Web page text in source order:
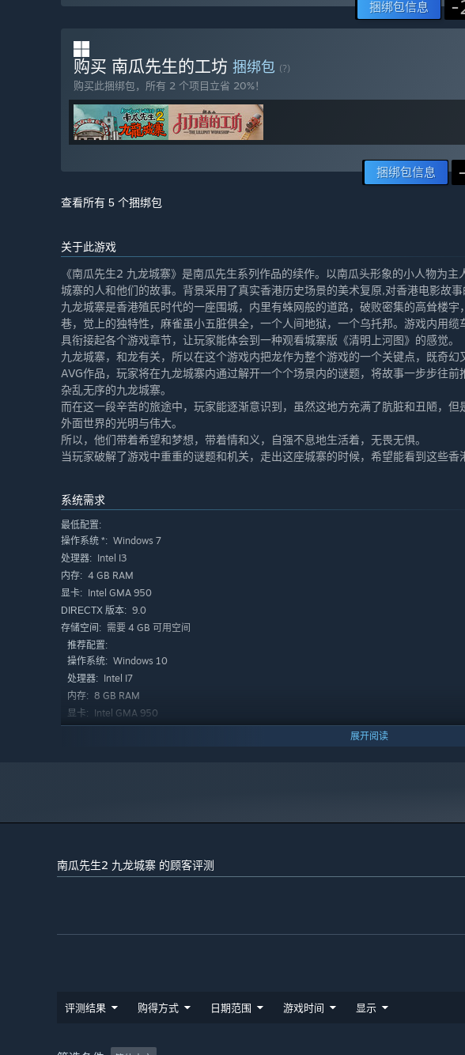
捆绑包信息 -
购买 南瓜先生的工坊 捆绑包 (?)
购买此捆绑包，所有 2 个项目立省 20%！
捆绑包信息
查看所有 5 个捆绑包
关于此游戏
《南瓜先生2 九龙城寨》是南瓜先生系列作品的续作。以南瓜头形象的小人物为
城寨的人和他们的故事。背景采用了真实香港历史场景的美术复原,对香港电影故事
九龙城寨是香港殖民时代的一座围城，内里有蛛网般的道路，破败密集的高耸楼
巷，觉上的独特性，麻雀虽小五脏俱全，一个人间地狱，一个乌托邦。游戏内用
具衔接起各个游戏章节，让玩家能体会到一种观看城寨版《清明上河图》的感觉。
九龙城寨，和龙有关，所以在这个游戏内把龙作为整个游戏的一个关键点，既奇
AVG作品，玩家将在九龙城寨内通过解开一个个场景内的谜题，将故事一步步往
杂乱无序的九龙城寨。
而在这一段辛苦的旅途中，玩家能逐渐意识到，虽然这地方充满了肮脏和丑陋，
外面世界的光明与伟大。
所以，他们带着希望和梦想，带着情和义，自强不息地生活着，无畏无惧。
当玩家破解了游戏中重重的谜题和机关，走出这座城寨的时候，希望能看到这些香
系统需求
最低配置:
操作系统 *: Windows 7
处理器: Intel I3
内存: 4 GB RAM
显卡: Intel GMA 950
DIRECTX 版本: 9.0
存储空间: 需要 4 GB 可用空间
推荐配置:
操作系统: Windows 10
处理器: Intel I7
内存: 8 GB RAM
显卡: Intel GMA 950
展开阅读
南瓜先生2 九龙城寨 的顾客评测
评测结果 购得方式 日期范围 游戏时间 显示